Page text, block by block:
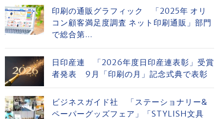
印刷の通販グラフィック 「2025年 オリ
コン顧客満足度調査 ネット印刷通販」部門
で総合第...
日印産連 「2026年度日印産連表彰」受賞
者発表 9月「印刷の月」記念式典で表彰
ビジネスガイド社 「ステーショナリー&
ペーパーグッズフェア」「STYLISH文具